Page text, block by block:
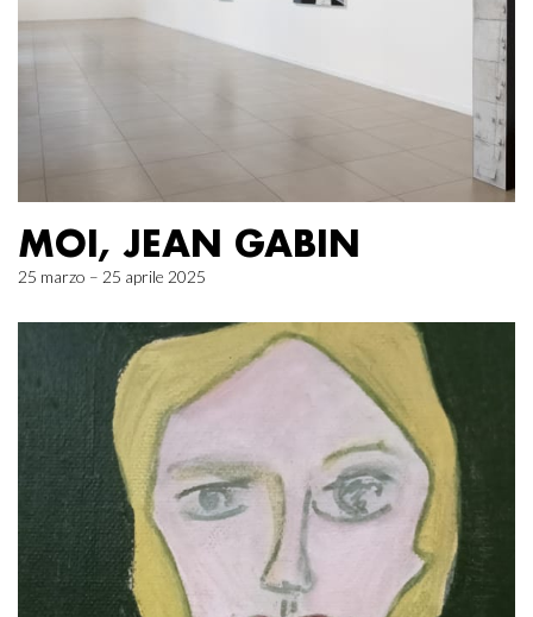
MOI, JEAN GABIN
25 marzo – 25 aprile 2025